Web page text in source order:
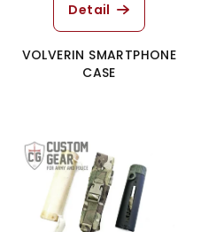
Detail
VOLVERIN SMARTPHONE
CASE